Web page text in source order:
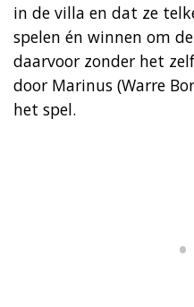
in de villa en dat ze
spelen én winnen om
daarvoor zonder het
door Marinus (Warre
het spel.